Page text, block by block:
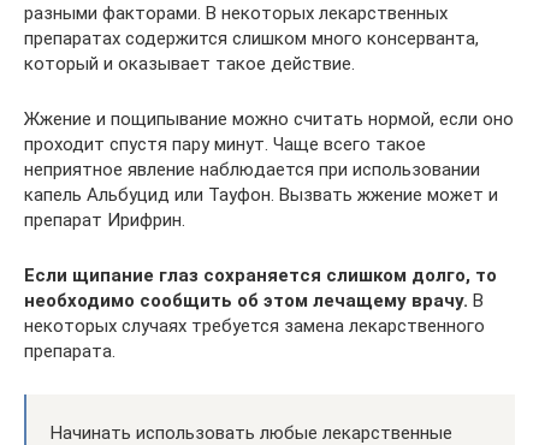
разными факторами. В некоторых лекарственных
препаратах содержится слишком много консерванта,
который и оказывает такое действие.
Жжение и пощипывание можно считать нормой, если оно
проходит спустя пару минут. Чаще всего такое
неприятное явление наблюдается при использовании
капель Альбуцид или Тауфон. Вызвать жжение может и
препарат Ирифрин.
Если щипание глаз сохраняется слишком долго, то
необходимо сообщить об этом лечащему врачу. В
некоторых случаях требуется замена лекарственного
препарата.
Начинать использовать любые лекарственные